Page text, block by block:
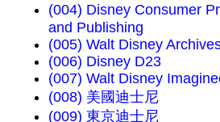
(004) Disney Consumer
and Publishing
(005) Walt Disney
(006) Disney D23
(007) Walt Disney
(008) 美國迪士尼
(009) 東京迪士尼